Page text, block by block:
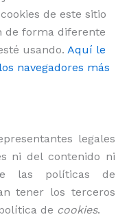
de este sitio
de forma diferente
usando. Aquí le
navegadores más
legales
ni del contenido ni
las políticas de
tener los terceros
de cookies.